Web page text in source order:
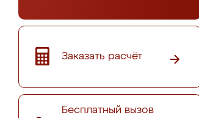
Заказать расчёт
Бесплатный вызов